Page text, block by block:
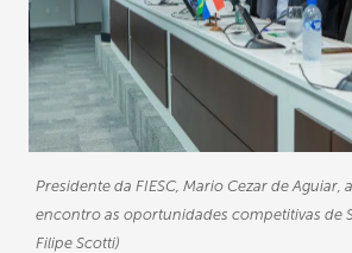
Presidente da FIESC, Mario Cezar de Aguiar,
encontro as oportunidades competitivas de
Filipe Scotti)